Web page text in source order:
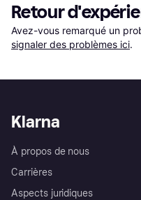
Retour
Avez-vous remarqué un
signaler des problèmes ici.
Klarna
À propos de nous
Carrières
Aspects juridiques